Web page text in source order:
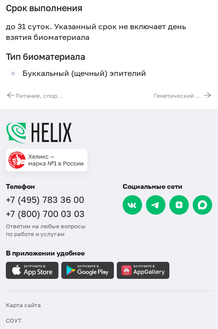
Срок выполнения
до 31 суток. Указанный срок не включает день
взятия биоматериала
Тип биоматериала
Буккальный (щечный) эпителий
Питание, спорт, витамины (32 гена) Генетический паспорт «Красота и молодость (34 гена)»
Телефон
+7 (495) 783 36 00
+7 (800) 700 03 03
Ответим на любые вопросы
по работе и услугам
Социальные сети
В приложении удобнее
Карта сайта
СОУТ